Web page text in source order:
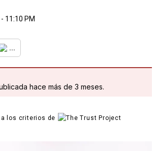
11:10 PM
...
hace más de 3 meses.
a los criterios de